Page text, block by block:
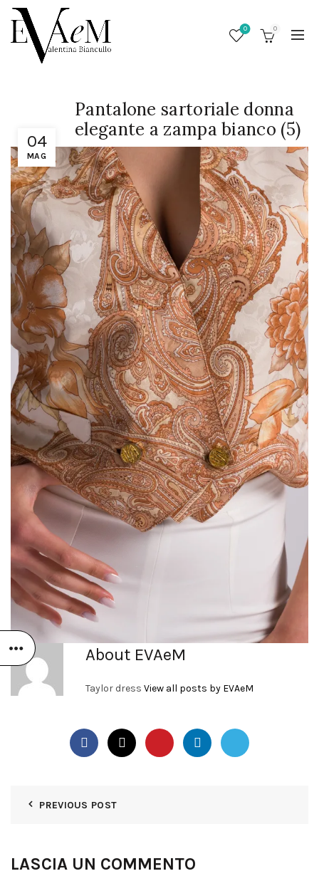
0 0
04
MAG
Pantalone sartoriale donna
elegante a zampa bianco (5)
About EVAeM
Taylor dress View all posts by EVAeM
PREVIOUS POST
LASCIA UN COMMENTO